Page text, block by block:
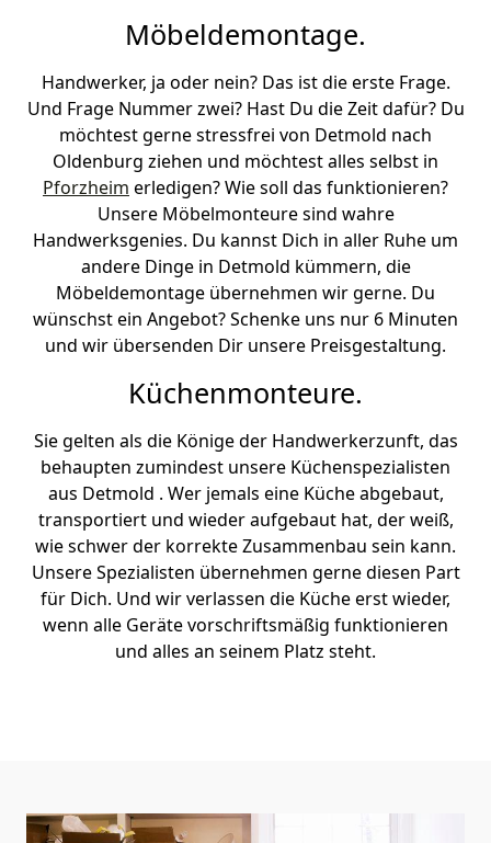
Möbeldemontage.
Handwerker, ja oder nein? Das ist die erste Frage.
Und Frage Nummer zwei? Hast Du die Zeit dafür? Du
möchtest gerne stressfrei von Detmold nach
Oldenburg ziehen und möchtest alles selbst in
Pforzheim erledigen? Wie soll das funktionieren?
Unsere Möbelmonteure sind wahre
Handwerksgenies. Du kannst Dich in aller Ruhe um
andere Dinge in Detmold kümmern, die
Möbeldemontage übernehmen wir gerne. Du
wünschst ein Angebot? Schenke uns nur 6 Minuten
und wir übersenden Dir unsere Preisgestaltung.
Küchenmonteure.
Sie gelten als die Könige der Handwerkerzunft, das
behaupten zumindest unsere Küchenspezialisten
aus Detmold . Wer jemals eine Küche abgebaut,
transportiert und wieder aufgebaut hat, der weiß,
wie schwer der korrekte Zusammenbau sein kann.
Unsere Spezialisten übernehmen gerne diesen Part
für Dich. Und wir verlassen die Küche erst wieder,
wenn alle Geräte vorschriftsmäßig funktionieren
und alles an seinem Platz steht.